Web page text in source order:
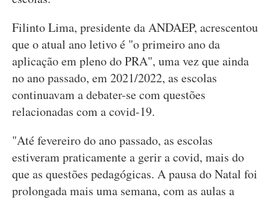
Filinto Lima, presidente da ANDAEP, acrescentou
que o atual ano letivo é "o primeiro ano da
aplicação em pleno do PRA", uma vez que ainda
no ano passado, em 2021/2022, as escolas
continuavam a debater-se com questões
relacionadas com a covid-19.
"Até fevereiro do ano passado, as escolas
estiveram praticamente a gerir a covid, mais do
que as questões pedagógicas. A pausa do Natal foi
prolongada mais uma semana, com as aulas a